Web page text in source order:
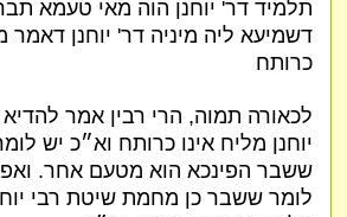
תלמיד דר' יוחנן הוה מאי טעמא
דשמיעא ליה מיניה דר' יוחנן דאמר
כרותח
לכאורה תמוה, הרי רבין אמר
יוחנן מליח אינו כרותח וא״כ יש
ששבר הפינכא הוא מטעם אחר.
לומר ששבר כן מחמת שיטת רבי